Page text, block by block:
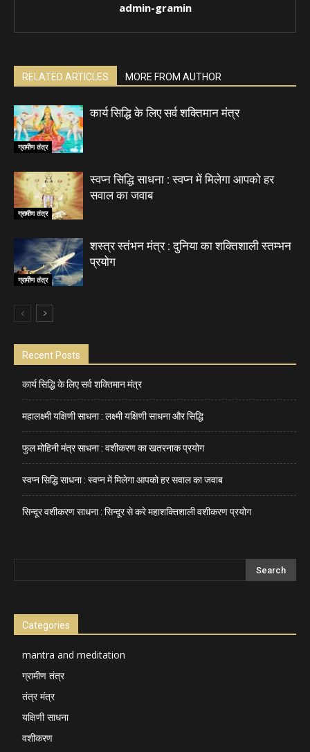
admin-gramin
RELATED ARTICLES MORE FROM AUTHOR
ग्रामीण तंत्र
कार्य सिद्धि के लिए सर्व शक्तिमान मंत्र
ग्रामीण तंत्र
स्वप्न सिद्धि साधना : स्वप्न में मिलेगा आपको हर
सवाल का जवाब
ग्रामीण तंत्र
शस्त्र स्तंभन मंत्र : दुनिया का शक्तिशाली स्तम्भन
प्रयोग
Recent Posts
कार्य सिद्धि के लिए सर्व शक्तिमान मंत्र
महालक्ष्मी यक्षिणी साधना : लक्ष्मी यक्षिणी साधना और सिद्धि
फुल मोहिनी मंत्र साधना : वशीकरण का खतरनाक प्रयोग
स्वप्न सिद्धि साधना : स्वप्न में मिलेगा आपको हर सवाल का जवाब
सिन्दूर वशीकरण साधना : सिन्दूर से करे महाशक्तिशाली वशीकरण प्रयोग
Categories
mantra and meditation
ग्रामीण तंत्र
तंत्र मंत्र
यक्षिणी साधना
वशीकरण